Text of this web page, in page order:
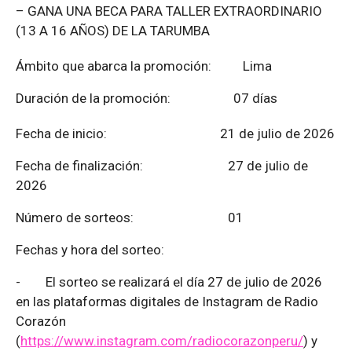
– GANA UNA BECA PARA TALLER EXTRAORDINARIO
(13 A 16 AÑOS) DE LA TARUMBA
Ámbito que abarca la promoción: Lima
Duración de la promoción: 07 días
Fecha de inicio: 21 de julio de 2026
Fecha de finalización:
27 de julio de
2026
Número de sorteos: 01
Fechas y hora del sorteo:
- El sorteo se realizará el día 27 de julio de 2026
en las plataformas digitales de Instagram de Radio
Corazón
(https://www.instagram.com/radiocorazonperu/) y